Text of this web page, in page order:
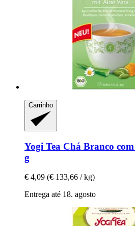
Carrinho
Yogi Tea Chá Branco
g
€ 4,09 (€ 133,66 / kg)
Entrega até 18. agosto